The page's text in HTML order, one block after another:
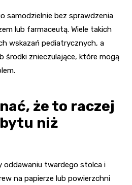
samodzielnie bez sprawdzenia
lub farmaceutą. Wiele takich
wskazań pediatrycznych, a
środki znieczulające, które mogą
że to raczej
niż
oddawaniu twardego stolca i
na papierze lub powierzchni